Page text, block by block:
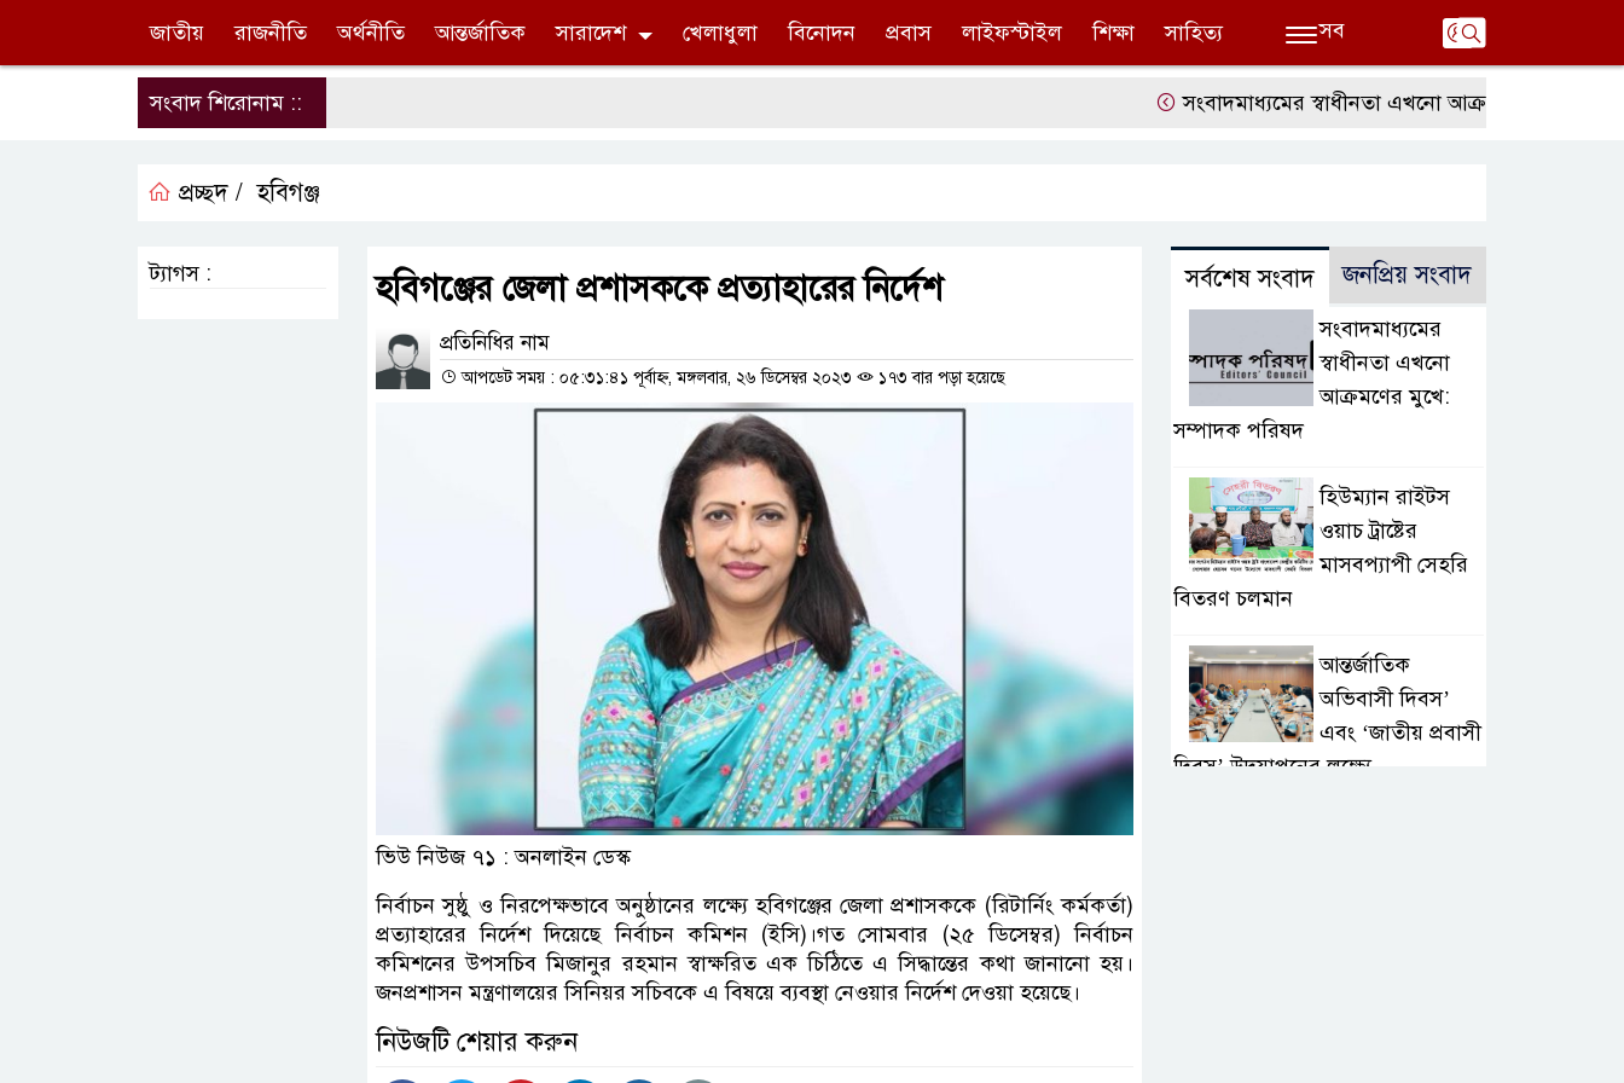
জাতীয় রাজনীতি অর্থনীতি আন্তর্জাতিক সারাদেশ খেলাধুলা বিনোদন প্রবাস লাইফস্টাইল শিক্ষা সাহিত্য সব
সংবাদ শিরোনাম :: সংবাদমাধ্যমের স্বাধীনতা এখনো আক্রমণের মুখে: সম্পাদক
প্রচ্ছদ / হবিগঞ্জ
হবিগঞ্জের জেলা প্রশাসককে প্রত্যাহারের নির্দেশ
প্রতিনিধির নাম
আপডেট সময় : ০৫:৩১:৪১ পূর্বাহ্ন, মঙ্গলবার, ২৬ ডিসেম্বর ২০২৩ ১৭৩ বার পড়া হয়েছে
ভিউ নিউজ ৭১ : অনলাইন ডেস্ক
নির্বাচন সুষ্ঠু ও নিরপেক্ষভাবে অনুষ্ঠানের লক্ষ্যে হবিগঞ্জের জেলা প্রশাসককে (রিটার্নিং কর্মকর্তা)
প্রত্যাহারের নির্দেশ দিয়েছে নির্বাচন কমিশন (ইসি)।গত সোমবার (২৫ ডিসেম্বর) নির্বাচন
কমিশনের উপসচিব মিজানুর রহমান স্বাক্ষরিত এক চিঠিতে এ সিদ্ধান্তের কথা জানানো হয়।
জনপ্রশাসন মন্ত্রণালয়ের সিনিয়র সচিবকে এ বিষয়ে ব্যবস্থা নেওয়ার নির্দেশ দেওয়া হয়েছে।
নিউজটি শেয়ার করুন
ট্যাগস : সর্বশেষ সংবাদ জনপ্রিয় সংবাদ
সংবাদমাধ্যমের
স্বাধীনতা এখনো
আক্রমণের মুখে:
সম্পাদক পরিষদ
হিউম্যান রাইটস
ওয়াচ ট্রাষ্টের
মাসবপ্যাপী সেহরি
বিতরণ চলমান
আন্তর্জাতিক
অভিবাসী দিবস’
এবং ‘জাতীয় প্রবাসী
দিবস’ উদযাপনের লক্ষ্যে